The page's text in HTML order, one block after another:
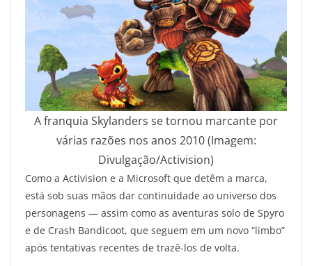
A franquia Skylanders se tornou marcante por
várias razões nos anos 2010 (Imagem:
Divulgação/Activision)
Como a Activision e a Microsoft que detêm a marca,
está sob suas mãos dar continuidade ao universo dos
personagens — assim como as aventuras solo de Spyro
e de Crash Bandicoot, que seguem em um novo “limbo”
após tentativas recentes de trazê-los de volta.